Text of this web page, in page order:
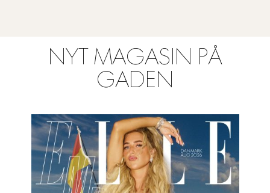
NYT MAGASIN PÅ
GADEN